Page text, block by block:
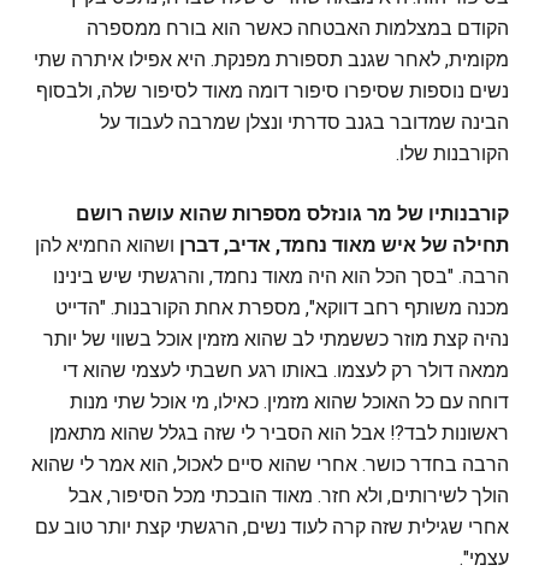
הקודם במצלמות האבטחה כאשר הוא בורח ממספרה
מקומית, לאחר שגנב תספורת מפנקת. היא אפילו איתרה שתי
נשים נוספות שסיפרו סיפור דומה מאוד לסיפור שלה, ולבסוף
הבינה שמדובר בגנב סדרתי ונצלן שמרבה לעבוד על
הקורבנות שלו.
קורבנותיו של מר גונזלס מספרות שהוא עושה רושם
תחילה של איש מאוד נחמד, אדיב, דברן ושהוא החמיא להן
הרבה. "בסך הכל הוא היה מאוד נחמד, והרגשתי שיש בינינו
מכנה משותף רחב דווקא", מספרת אחת הקורבנות. "הדייט
נהיה קצת מוזר כששמתי לב שהוא מזמין אוכל בשווי של יותר
ממאה דולר רק לעצמו. באותו רגע חשבתי לעצמי שהוא די
דוחה עם כל האוכל שהוא מזמין. כאילו, מי אוכל שתי מנות
ראשונות לבד?! אבל הוא הסביר לי שזה בגלל שהוא מתאמן
הרבה בחדר כושר. אחרי שהוא סיים לאכול, הוא אמר לי שהוא
הולך לשירותים, ולא חזר. מאוד הובכתי מכל הסיפור, אבל
אחרי שגילית שזה קרה לעוד נשים, הרגשתי קצת יותר טוב עם
עצמי".